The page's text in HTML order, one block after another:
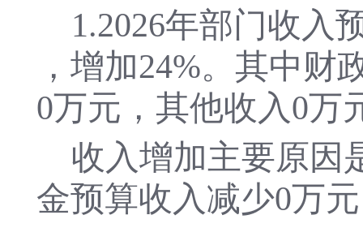
1.2026年部门收入
， 增加24%。其中财
0万元，其他收入0万
收入增加主要原因
金预算收入减少0万